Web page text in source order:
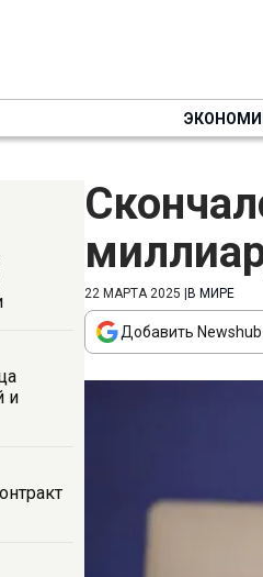
и
22 МАРТА 2025 В МИРЕ
Добавить Newshub